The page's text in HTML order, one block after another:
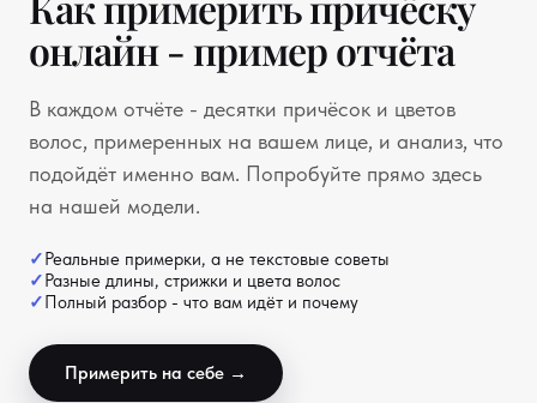
онлайн - пример отчёта
В каждом отчёте - десятки причёсок и цветов
волос, примеренных на вашем лице, и анализ, что
подойдёт именно вам. Попробуйте прямо здесь
на нашей модели.
Реальные примерки, а не текстовые советы
Разные длины, стрижки и цвета волос
Полный разбор - что вам идёт и почему
Примерить на себе →